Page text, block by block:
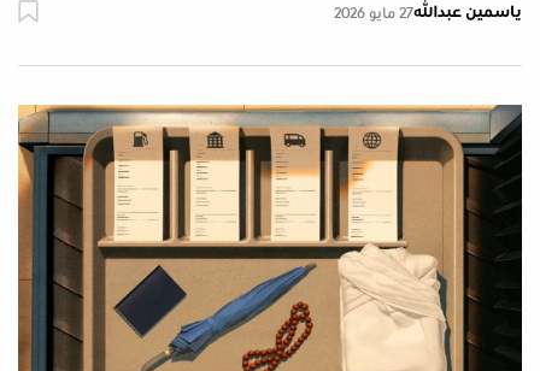
ياسمين عبدالله27 مايو 2026